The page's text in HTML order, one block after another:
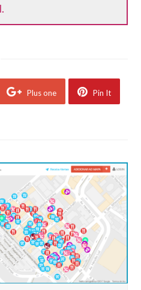
Plus one Pin It